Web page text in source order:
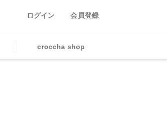
ログイン 会員登録
croccha shop